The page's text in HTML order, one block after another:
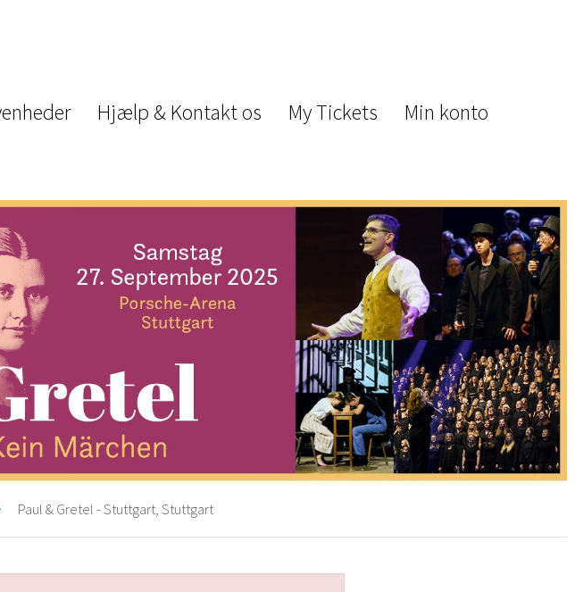
Hjælp & Kontakt os My Tickets Min konto
Paul & Gretel - Stuttgart, Stuttgart